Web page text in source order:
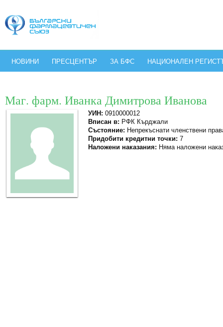
НОВИНИ ПРЕСЦЕНТЪР ЗА БФС НАЦИОНАЛЕН
Маг. фарм. Иванка Димитрова Иванова
УИН: 0910000012
Вписан в: РФК Кърджали
Състояние: Непрекъснати членствени
Придобити кредитни точки: 7
Наложени наказания: Няма наложени